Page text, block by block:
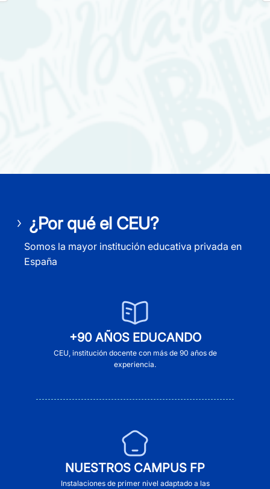
¿Por qué el CEU?
Somos la mayor institución educativa privada en
España
+90 AÑOS EDUCANDO
CEU, institución docente con más de 90 años de
experiencia.
NUESTROS CAMPUS FP
Instalaciones de primer nivel adaptado a las